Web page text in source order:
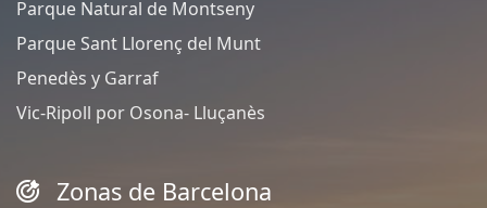
Parque Natural de Montseny
Parque Sant Llorenç del Munt
Penedès y Garraf
Vic-Ripoll por Osona- Lluçanès
Zonas de Barcelona